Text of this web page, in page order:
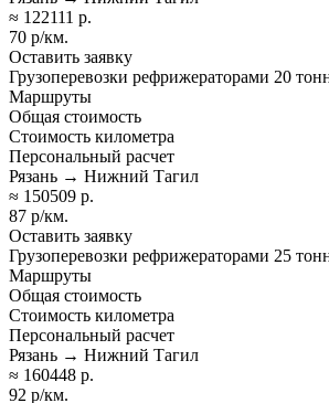
≈ 122111 р.
70 р/км.
Оставить заявку
Грузоперевозки рефрижераторами 20
Маршруты
Общая стоимость
Стоимость километра
Персональный расчет
Рязань → Нижний Тагил
≈ 150509 р.
87 р/км.
Оставить заявку
Грузоперевозки рефрижераторами 25
Маршруты
Общая стоимость
Стоимость километра
Персональный расчет
Рязань → Нижний Тагил
≈ 160448 р.
92 р/км.